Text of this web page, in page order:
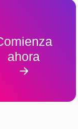
ahora